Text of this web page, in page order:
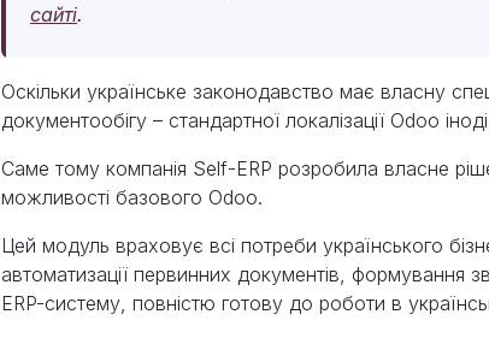
сайті.
Оскільки українське законодавство має власну
документообігу – стандартної локалізації Odoo
Саме тому компанія Self-ERP розробила власне
можливості базового Odoo.
Цей модуль враховує всі потреби українського
автоматизації первинних документів, формування
ERP-систему, повністю готову до роботи в